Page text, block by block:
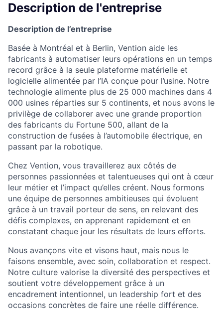
Description de l'entreprise
Description de l’entreprise
Basée à Montréal et à Berlin, Vention aide les
fabricants à automatiser leurs opérations en un temps
record grâce à la seule plateforme matérielle et
logicielle alimentée par l’IA conçue pour l’usine. Notre
technologie alimente plus de 25 000 machines dans 4
000 usines réparties sur 5 continents, et nous avons le
privilège de collaborer avec une grande proportion
des fabricants du Fortune 500, allant de la
construction de fusées à l’automobile électrique, en
passant par la robotique.
Chez Vention, vous travaillerez aux côtés de
personnes passionnées et talentueuses qui ont à cœur
leur métier et l’impact qu’elles créent. Nous formons
une équipe de personnes ambitieuses qui évoluent
grâce à un travail porteur de sens, en relevant des
défis complexes, en apprenant rapidement et en
constatant chaque jour les résultats de leurs efforts.
Nous avançons vite et visons haut, mais nous le
faisons ensemble, avec soin, collaboration et respect.
Notre culture valorise la diversité des perspectives et
soutient votre développement grâce à un
encadrement intentionnel, un leadership fort et des
occasions concrètes de faire une réelle différence.